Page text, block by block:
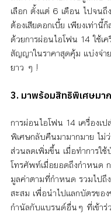
เลือก ตั้งแต่ 6 เดือน ไปจน
ต้องเสียดอกเบี้ย เพียงเท่านี้ก็
ด้วยการผ่อนไอโฟน 14 ใช้เค
สัญญาในราคาสุดคุ้ม แบ่งจ่า
ยาว ๆ !
3. มาพร้อมสิทธิพิเศษมา
การผ่อนไอโฟน 14 เครื่องเ
พิเศษกลับคืนมามากมาย ไม่
ส่วนลดเพิ่มขึ้น เมื่อทำการใ
โทรศัพท์เมื่อยอดถึงกำหนด
มูลค่าตามที่กำหนด รวมไปถึ
สะสม เพื่อนำไปแลกบัตรขอ
กำนัลกับแบรนด์อื่นๆ ที่เข้าร่